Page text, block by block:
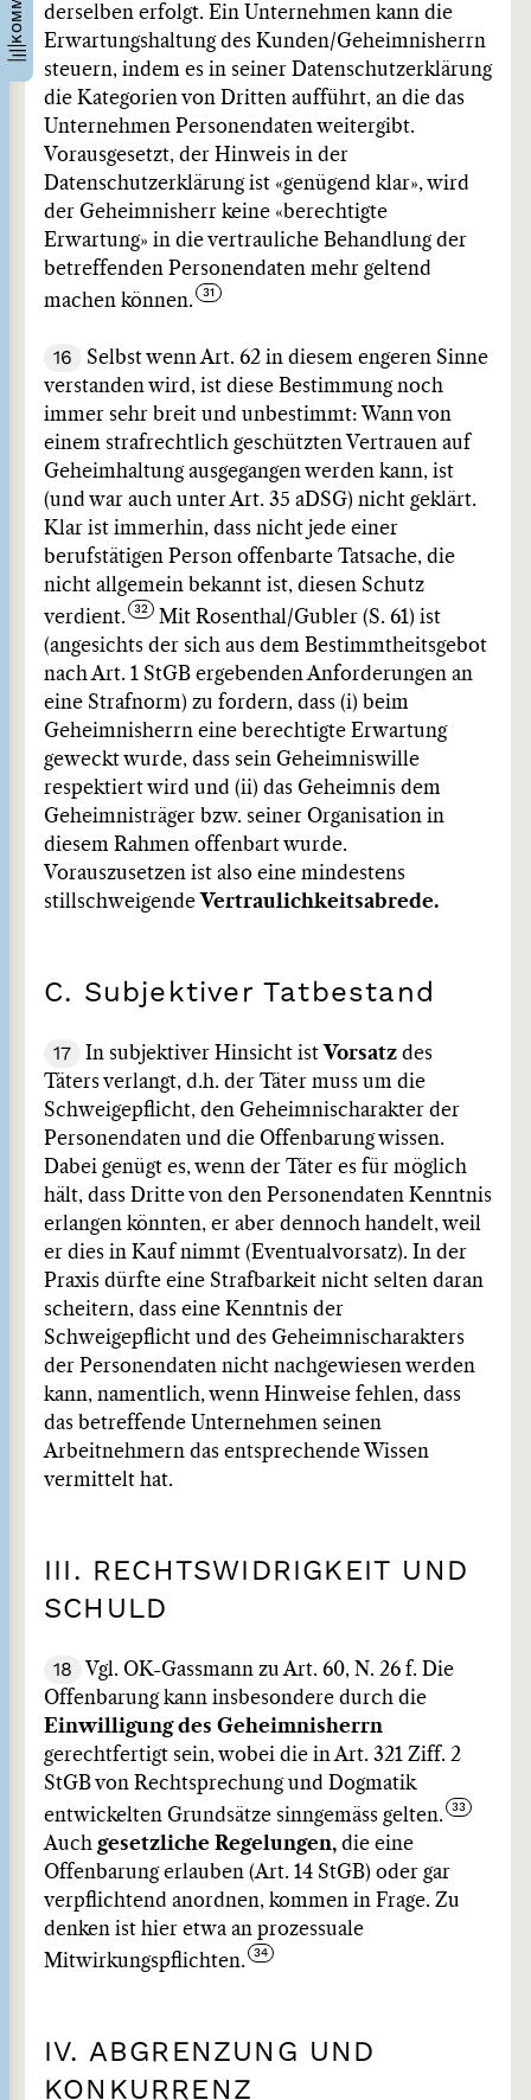
derselben erfolgt. Ein Unternehmen kann die
Erwartungshaltung des Kunden/Geheimnisherrn
steuern, indem es in seiner Datenschutzerklärung
die Kategorien von Dritten aufführt, an die das
Unternehmen Personendaten weitergibt.
Vorausgesetzt, der Hinweis in der
Datenschutzerklärung ist «genügend klar», wird
der Geheimnisherr keine «berechtigte
Erwartung» in die vertrauliche Behandlung der
betreffenden Personendaten mehr geltend
machen können.
16
Selbst wenn Art. 62 in diesem engeren Sinne
verstanden wird, ist diese Bestimmung noch
immer sehr breit und unbestimmt: Wann von
einem strafrechtlich geschützten Vertrauen auf
Geheimhaltung ausgegangen werden kann, ist
(und war auch unter Art. 35 aDSG) nicht geklärt.
Klar ist immerhin, dass nicht jede einer
berufstätigen Person offenbarte Tatsache, die
nicht allgemein bekannt ist, diesen Schutz
verdient.
Mit Rosenthal/Gubler (S. 61) ist
(angesichts der sich aus dem Bestimmtheitsgebot
nach Art. 1 StGB ergebenden Anforderungen an
eine Strafnorm) zu fordern, dass (i) beim
Geheimnisherrn eine berechtigte Erwartung
geweckt wurde, dass sein Geheimniswille
respektiert wird und (ii) das Geheimnis dem
Geheimnisträger bzw. seiner Organisation in
diesem Rahmen offenbart wurde.
Vorauszusetzen ist also eine mindestens
stillschweigende Vertraulichkeitsabrede.
C. Subjektiver Tatbestand
17 In subjektiver Hinsicht ist Vorsatz des
Täters verlangt, d.h. der Täter muss um die
Schweigepflicht, den Geheimnischarakter der
Personendaten und die Offenbarung wissen.
Dabei genügt es, wenn der Täter es für möglich
hält, dass Dritte von den Personendaten Kenntnis
erlangen könnten, er aber dennoch handelt, weil
er dies in Kauf nimmt (Eventualvorsatz). In der
Praxis dürfte eine Strafbarkeit nicht selten daran
scheitern, dass eine Kenntnis der
Schweigepflicht und des Geheimnischarakters
der Personendaten nicht nachgewiesen werden
kann, namentlich, wenn Hinweise fehlen, dass
das betreffende Unternehmen seinen
Arbeitnehmern das entsprechende Wissen
vermittelt hat.
III. RECHTSWIDRIGKEIT UND
SCHULD
18
Vgl. OK-Gassmann zu Art. 60, N. 26 f. Die
Offenbarung kann insbesondere durch die
Einwilligung des Geheimnisherrn
gerechtfertigt sein, wobei die in Art. 321 Ziff. 2
StGB von Rechtsprechung und Dogmatik
entwickelten Grundsätze sinngemäss gelten.
Auch gesetzliche Regelungen, die eine
Offenbarung erlauben (Art. 14 StGB) oder gar
verpflichtend anordnen, kommen in Frage. Zu
denken ist hier etwa an prozessuale
Mitwirkungspflichten.
IV. ABGRENZUNG UND
KONKURRENZ